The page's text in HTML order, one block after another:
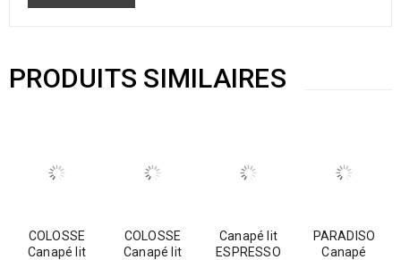
PRODUITS SIMILAIRES
COLOSSE
Canapé lit
COLOSSE
Canapé lit
Canapé lit
ESPRESSO
PARADISO
Canapé